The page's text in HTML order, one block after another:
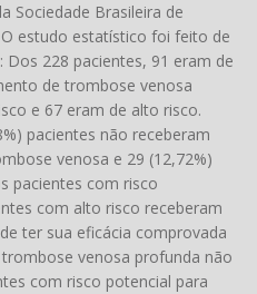
Sociedade Brasileira de
estudo estatístico foi feito de
Dos 228 pacientes, 91 eram de
de trombose venosa
e 67 eram de alto risco.
pacientes não receberam
venosa e 29 (12,72%)
pacientes com risco
com alto risco receberam
ter sua eficácia comprovada
venosa profunda não
com risco potencial para